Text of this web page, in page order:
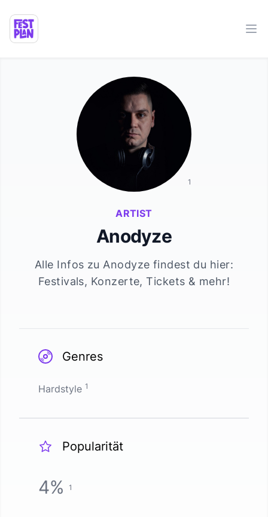
ARTIST
Anodyze
Alle Infos zu Anodyze findest du hier:
Festivals, Konzerte, Tickets & mehr!
1
Genres
Hardstyle 1
Popularität
4% 1